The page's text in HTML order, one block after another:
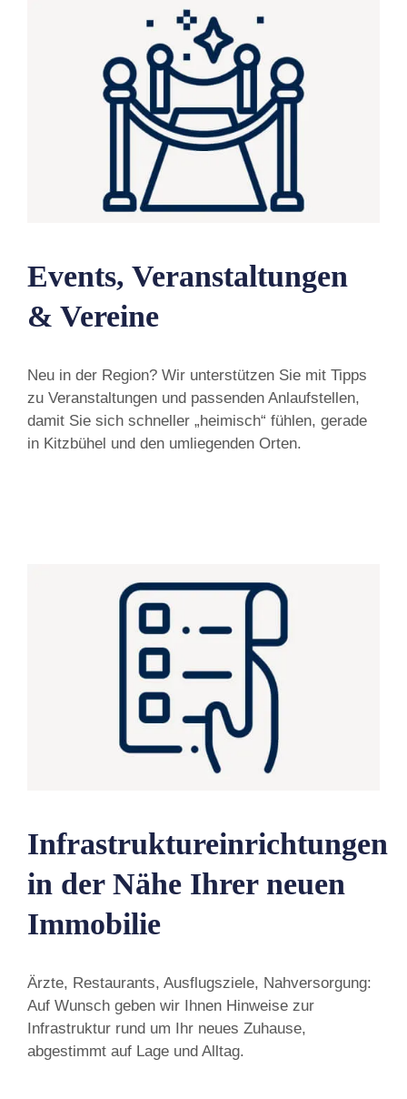
Events, Veranstaltungen
& Vereine
Neu in der Region? Wir unterstützen Sie mit Tipps
zu Veranstaltungen und passenden Anlaufstellen,
damit Sie sich schneller „heimisch“ fühlen, gerade
in Kitzbühel und den umliegenden Orten.
Infrastruktureinrichtungen
in der Nähe Ihrer neuen
Immobilie
Ärzte, Restaurants, Ausflugsziele, Nahversorgung:
Auf Wunsch geben wir Ihnen Hinweise zur
Infrastruktur rund um Ihr neues Zuhause,
abgestimmt auf Lage und Alltag.